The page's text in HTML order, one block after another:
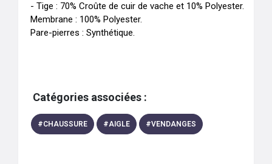
- Tige : 70% Croûte de cuir de vache et 10% Polyester.
Membrane : 100% Polyester.
Pare-pierres : Synthétique.
Catégories associées :
#CHAUSSURE #AIGLE #VENDANGES